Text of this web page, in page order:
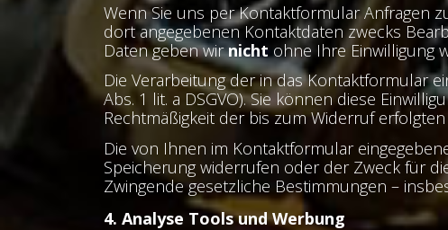
Wenn Sie uns per Kontaktformular Anfragen
dort angegebenen Kontaktdaten zwecks
Daten geben wirnicht ohne Ihre Einwilligung
Die Verarbeitung der in das Kontaktformular
Abs. 1 lit. a DSGVO). Sie können diese
Rechtmäßigkeit der bis zum Widerruf
Die von Ihnen im Kontaktformular
Speicherung widerrufen oder der Zweck für
Zwingende gesetzliche Bestimmungen –
4. Analyse Tools und Werbung